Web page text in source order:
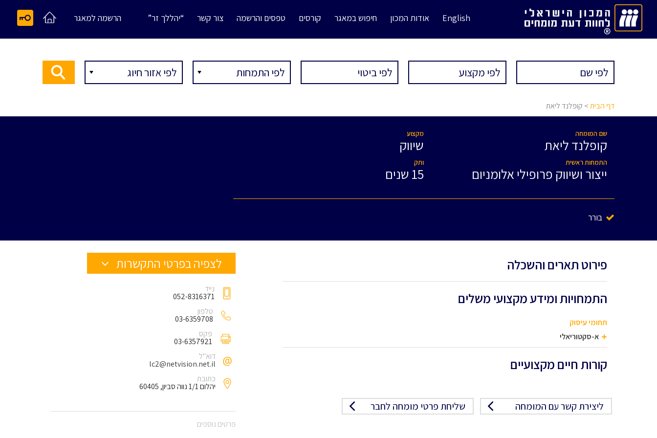
English אודות המכון חיפוש במאגר קורסים טפסים והרשמה צור קשר “יהללך זר” הרשמה למאגר
דף הבית> קופלנד ליאת
שם המומחה
קופלנד ליאת
התמחות ראשית
ייצור ושיווק פרופילי אלומניום
מקצוע
שיווק
ותק
15 שנים
בורר
פירוט תארים והשכלה
התמחויות ומידע מקצועי משלים
תחומי עיסוק
א-סקטוריאלי
קורות חיים מקצועיים
ליצירת קשר עם המומחה שליחת פרטי מומחה לחבר
לצפיה בפרטי התקשרות
נייד
052-8316371
טלפון
03-6359708
פקס
03-6357921
דוא"ל
lc2@netvision.net.il
כתובת
יהלום 1/1 נווה סביון, 60405
פרטים נוספים